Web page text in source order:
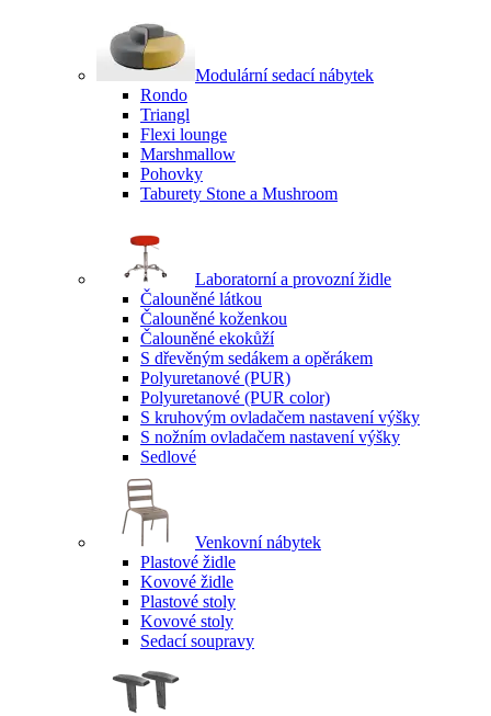
Modulární sedací nábytek
Rondo
Triangl
Flexi lounge
Marshmallow
Pohovky
Taburety Stone a Mushroom
Laboratorní a provozní židle
Čalouněné látkou
Čalouněné koženkou
Čalouněné ekokůží
S dřevěným sedákem a opěrákem
Polyuretanové (PUR)
Polyuretanové (PUR color)
S kruhovým ovladačem nastavení výšky
S nožním ovladačem nastavení výšky
Sedlové
Venkovní nábytek
Plastové židle
Kovové židle
Plastové stoly
Kovové stoly
Sedací soupravy